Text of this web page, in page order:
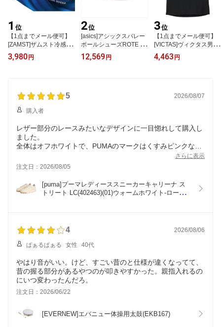
1 位
【1点までメール便可】
[ZAMST]ザムスト冷感ポ
ンチョクールシェイダー
(389503)
3,980 円
2位
[asics]アシックスバレー
ボールシューズROTE JA
PAN LYTE FF 3(1053A0
54)(107)ホワイト/ラディ
12,569 円
3位
【1点までメール便可】
[VICTAS]ヴィクタス男女
兼用ゲームシャツシャー
ズ スリーブ GS(612603)
4,463 円
5 2026/08/07
購入者
レザー部分のレースみたいなデザインに一目惚れして購入し
ました。
全体はオフホワイトで、PUMAのマークはくすみピンクなの
写真よりも実物の方が可愛いです♪
さらに表示
注文日：2026/08/05
[puma]プーマレディーススニーカーキャリーナ ス
トリート LC(402463)(01)ウォームホワイト-ローズ
4 2026/08/06
ぱぁるぱぁる 女性 40代
やはり音がいい。けど、すごい昔のと仕様が違くなってて、
昔の握る部分があるやつのが叩きやすかった。親指入れるの
にいつ変わったんだろ。
注文日：2026/06/22
[EVERNEW]エバニュー体操用太鼓(EKB167)